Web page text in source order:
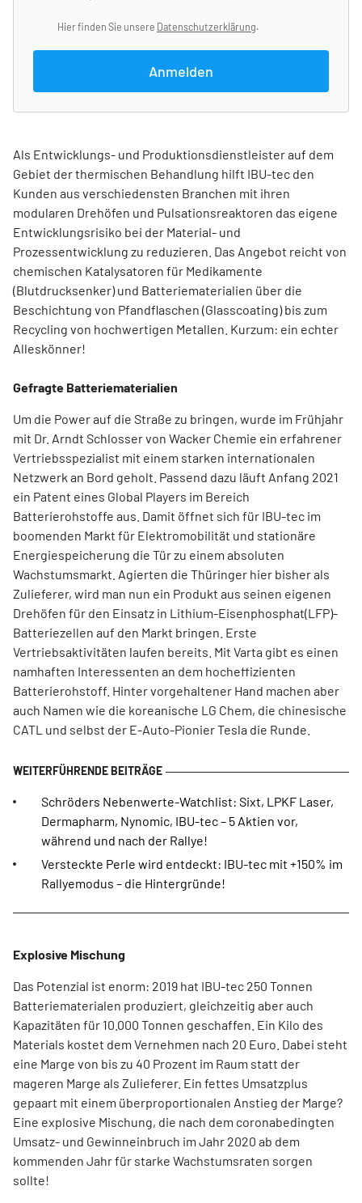
Hier finden Sie unsere Datenschutzerklärung.
Anmelden
Als Entwicklungs- und Produktionsdienstleister auf dem
Gebiet der thermischen Behandlung hilft IBU-tec den
Kunden aus verschiedensten Branchen mit ihren
modularen Drehöfen und Pulsationsreaktoren das eigene
Entwicklungsrisiko bei der Material- und
Prozessentwicklung zu reduzieren. Das Angebot reicht von
chemischen Katalysatoren für Medikamente
(Blutdrucksenker) und Batteriematerialien über die
Beschichtung von Pfandflaschen (Glasscoating) bis zum
Recycling von hochwertigen Metallen. Kurzum: ein echter
Alleskönner!
Gefragte Batteriematerialien
Um die Power auf die Straße zu bringen, wurde im Frühjahr
mit Dr. Arndt Schlosser von Wacker Chemie ein erfahrener
Vertriebsspezialist mit einem starken internationalen
Netzwerk an Bord geholt. Passend dazu läuft Anfang 2021
ein Patent eines Global Players im Bereich
Batterierohstoffe aus. Damit öffnet sich für IBU-tec im
boomenden Markt für Elektromobilität und stationäre
Energiespeicherung die Tür zu einem absoluten
Wachstumsmarkt. Agierten die Thüringer hier bisher als
Zulieferer, wird man nun ein Produkt aus seinen eigenen
Drehöfen für den Einsatz in Lithium-Eisenphosphat(LFP)-
Batteriezellen auf den Markt bringen. Erste
Vertriebsaktivitäten laufen bereits. Mit Varta gibt es einen
namhaften Interessenten an dem hocheffizienten
Batterierohstoff. Hinter vorgehaltener Hand machen aber
auch Namen wie die koreanische LG Chem, die chinesische
CATL und selbst der E-Auto-Pionier Tesla die Runde.
Schröders Nebenwerte-Watchlist: Sixt, LPKF Laser,
Dermapharm, Nynomic, IBU-tec – 5 Aktien vor,
während und nach der Rallye!
Versteckte Perle wird entdeckt: IBU-tec mit +150% im
Rallyemodus – die Hintergründe!
Explosive Mischung
Das Potenzial ist enorm: 2019 hat IBU-tec 250 Tonnen
Batteriematerialen produziert, gleichzeitig aber auch
Kapazitäten für 10.000 Tonnen geschaffen. Ein Kilo des
Materials kostet dem Vernehmen nach 20 Euro. Dabei steht
eine Marge von bis zu 40 Prozent im Raum statt der
mageren Marge als Zulieferer. Ein fettes Umsatzplus
gepaart mit einem überproportionalen Anstieg der Marge?
Eine explosive Mischung, die nach dem coronabedingten
Umsatz- und Gewinneinbruch im Jahr 2020 ab dem
kommenden Jahr für starke Wachstumsraten sorgen
sollte!